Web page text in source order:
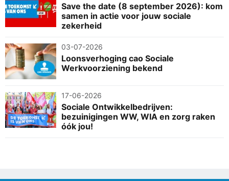
Save the date (8 september 2026): kom
samen in actie voor jouw sociale
zekerheid
03-07-2026
Loonsverhoging cao Sociale
Werkvoorziening bekend
17-06-2026
Sociale Ontwikkelbedrijven:
bezuinigingen WW, WIA en zorg raken
óók jou!